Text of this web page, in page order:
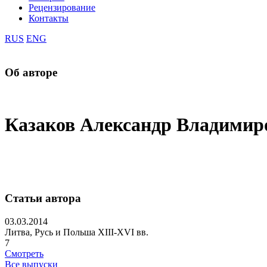
Рецензирование
Контакты
RUS ENG
Об авторе
Казаков Александр
Статьи автора
03.03.2014
Литва, Русь и Польша XIII-XVI вв.
7
Смотреть
Все выпуски